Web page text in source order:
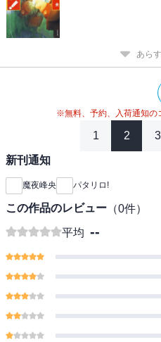
あら
※無料、予約、入荷通知の
1 2 3
新刊通知
魔夜峰央 パタリロ!
この作品のレビュー （0件）
平均 --